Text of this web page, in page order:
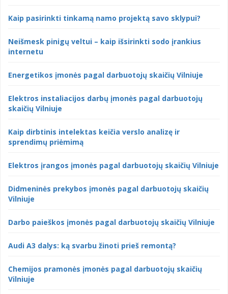
Kaip pasirinkti tinkamą namo projektą savo sklypui?
Neišmesk pinigų veltui – kaip išsirinkti sodo įrankius
internetu
Energetikos įmonės pagal darbuotojų skaičių Vilniuje
Elektros instaliacijos darbų įmonės pagal darbuotojų
skaičių Vilniuje
Kaip dirbtinis intelektas keičia verslo analizę ir
sprendimų priėmimą
Elektros įrangos įmonės pagal darbuotojų skaičių Vilniuje
Didmeninės prekybos įmonės pagal darbuotojų skaičių
Vilniuje
Darbo paieškos įmonės pagal darbuotojų skaičių Vilniuje
Audi A3 dalys: ką svarbu žinoti prieš remontą?
Chemijos pramonės įmonės pagal darbuotojų skaičių
Vilniuje